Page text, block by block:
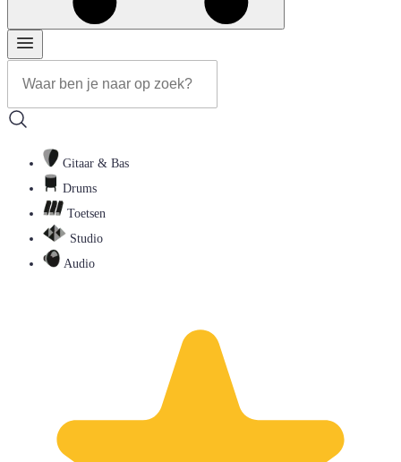
Gitaar & Bas
Drums
Toetsen
Studio
Audio